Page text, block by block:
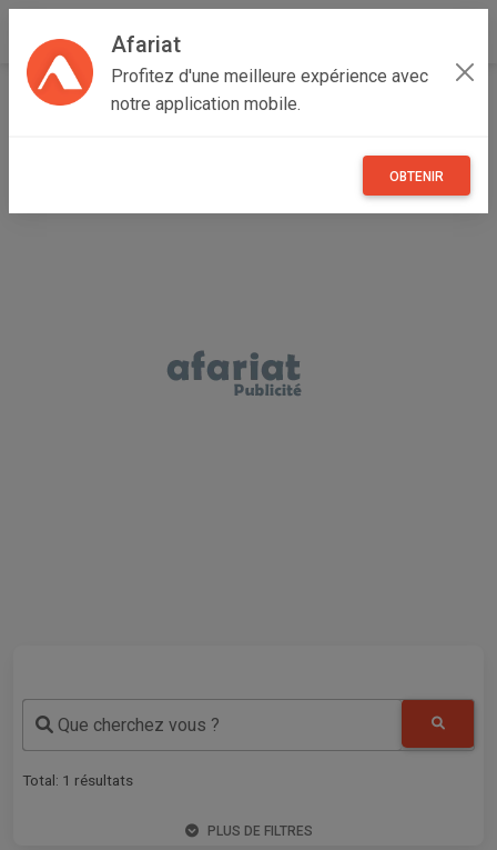
Afariat
Profitez d'une meilleure expérience avec
notre application mobile.
OBTENIR
Accueil Annonceur Hatem
Que cherchez vous ?
Total: 1 résultats
PLUS DE FILTRES